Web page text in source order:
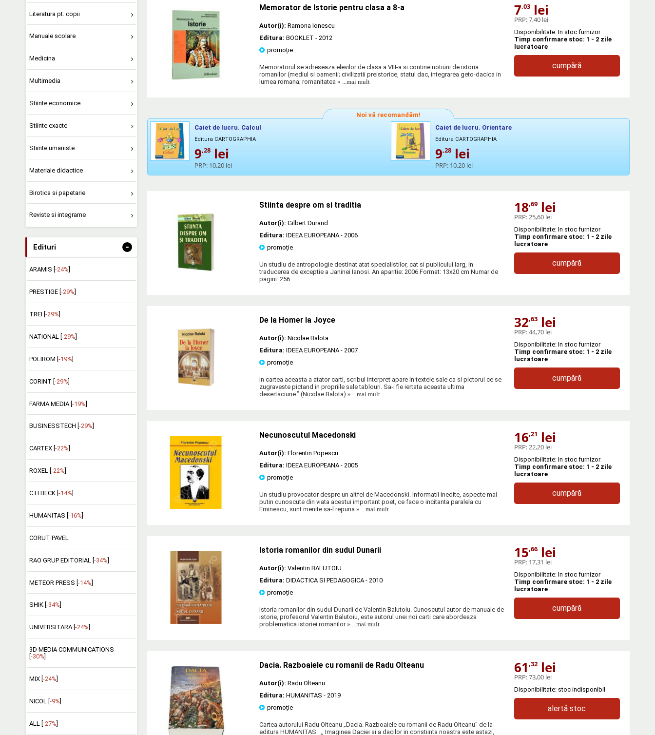
Literatura pt. copii
Manuale scolare
Medicina
Multimedia
Stiinte economice
Stiinte exacte
Stiinte umaniste
Materiale didactice
Birotica si papetarie
Reviste si integrame
Edituri -
ARAMIS [ -24%
PRESTIGE [ -29%
TREI [ -29%
NATIONAL [ -29%
POLIROM [ -19%
CORINT [-29%]
FARMA MEDIA [-19%]
BUSINESSTECH [ -29%
CARTEX [ -22%
ROXEL [ -22%
C.H.BECK [ -14%
HUMANITAS [ -16%
CORUT PAVEL
RAO GRUP EDITORIAL [-34%]
METEOR PRESS [-14%]
SHIK [ -34%
UNIVERSITARA [ -24%
3D MEDIA COMMUNICATIONS
-30%
MIX [ -24%
NICOL [ -9%
ALL [ -27%
Memorator de Istorie pentru clasa a 8-a
Autor(i): Ramona Ionescu
Editura: BOOKLET - 2012
promoție
Memoratorul se adreseaza elevilor de clasa a VIII-a si contine notiuni de istoria
romanilor (mediul si oamenii; civilizatii preistorice, statul dac, integrarea geto-dacica in
lumea romana; romanitatea » ...mai mult
7,03lei
PRP:7,40 lei
Disponibilitate: In stoc furnizor
Timp confirmare stoc: 1 - 2 zile
lucratoare
cumpără
Noi vă recomandăm!
Caiet de lucru. Calcul
Editura CARTOGRAPHIA
9,28 lei
PRP: 10,20 lei
Caiet de lucru. Orientare
Editura CARTOGRAPHIA
9,28 lei
PRP: 10,20 lei
Stiinta despre om si traditia
Autor(i): Gilbert Durand
Editura: IDEEA EUROPEANA - 2006
promoție
Un studiu de antropologie destinat atat specialistilor, cat si publicului larg, in
traducerea de exceptie a Janinei Ianosi. An aparitie: 2006 Format: 13x20 cm Numar de
pagini: 256
18,69lei
PRP: 25,60 lei
Disponibilitate: In stoc furnizor
Timp confirmare stoc: 1 - 2 zile
lucratoare
cumpără
De la Homer la Joyce
Autor(i): Nicolae Balota
Editura: IDEEA EUROPEANA - 2007
promoție
In cartea aceasta a atator carti, scribul interpret apare in textele sale ca si pictorul ce se
zugraveste pictand in propriile sale tablouri. Sa-i fie iertata aceasta ultima
desertaciune.” (Nicolae Balota) » ...mai mult
32,63lei
PRP:44,70 lei
Disponibilitate: In stoc furnizor
Timp confirmare stoc: 1 - 2 zile
lucratoare
cumpără
Necunoscutul Macedonski
Autor(i): Florentin Popescu
Editura: IDEEA EUROPEANA - 2005
promoție
Un studiu provocator despre un altfel de Macedonski. Informatii inedite, aspecte mai
putin cunoscute din viata acestui important poet, ce face o incitanta paralela cu
Eminescu, sunt menite sa-l repuna » ...mai mult
16,21 lei
PRP: 22,20 lei
Disponibilitate: In stoc furnizor
Timp confirmare stoc: 1 - 2 zile
lucratoare
cumpără
Istoria romanilor din sudul Dunarii
Autor(i): Valentin BALUTOIU
Editura: DIDACTICA SI PEDAGOGICA - 2010
promoție
Istoria romanilor din sudul Dunarii de Valentin Balutoiu. Cunoscutul autor de manuale de
istorie, profesorul Valentin Balutoiu, este autorul unei noi carti care abordeaza
problematica istoriei romanilor» ...mai mult
15,66lei
PRP: 17,31 lei
Disponibilitate: In stoc furnizor
Timp confirmare stoc: 1 - 2 zile
lucratoare
cumpără
Dacia. Razboaiele cu romanii de Radu Olteanu
Autor(i): Radu Olteanu
Editura: HUMANITAS - 2019
promoție
Cartea autorului Radu Olteanu „Dacia. Razboaiele cu romanii de Radu Olteanu" de la
editura HUMANITAS ,, Imaginea Daciei si a dacilor in constiinta noastra este astazi,
61 ,32lei
PRP:73,00 lei
Disponibilitate: stoc indisponibil
alertă stoc